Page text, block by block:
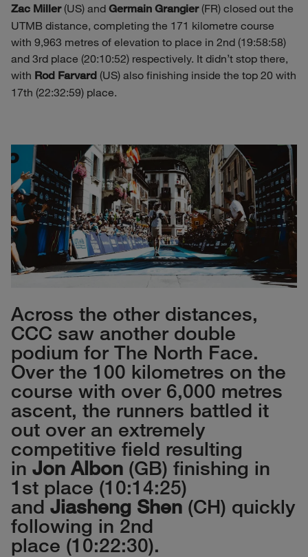
Zac Miller(US) and Germain Grangier(FR) closed out the
UTMB distance, completing the 171 kilometre course
with 9,963 metres of elevation to place in 2nd (19:58:58)
and 3rd place (20:10:52) respectively. It didn't stop there,
with Rod Farvard (US) also finishing inside the top 20 with
17th (22:32:59) place.
Across the other distances,
CCC saw another double
podium for The North Face.
Over the 100 kilometres on the
course with over 6,000 metres
ascent, the runners battled it
out over an extremely
competitive field resulting
in Jon Albon (GB) finishing in
1st place (10:14:25)
and Jiasheng Shen (CH) quickly
following in 2nd
place (10:22:30).